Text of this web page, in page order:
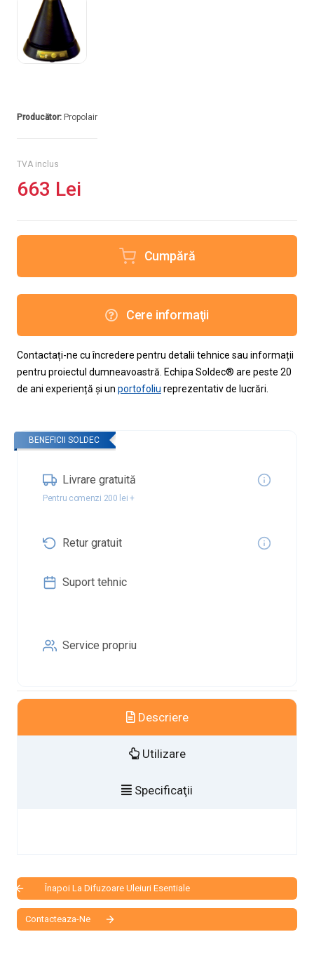
Producător: Propolair
TVA inclus
663 Lei
Cumpără
Cere informaţii
Contactați-ne cu încredere pentru detalii tehnice sau informații
pentru proiectul dumneavoastră. Echipa Soldec® are peste 20
de ani experiență și un portofoliu reprezentativ de lucrări.
BENEFICII SOLDEC
Livrare gratuită
Pentru comenzi 200 lei +
Retur gratuit
Suport tehnic
Service propriu
Descriere
Utilizare
Specificaţii
Înapoi La Difuzoare Uleiuri Esentiale
Contacteaza-Ne